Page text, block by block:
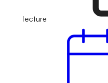
lecture